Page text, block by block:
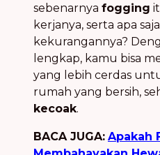
sebenarnya fogging
kerjanya, serta apa
kekurangannya?
lengkap, kamu bisa
yang lebih cerdas
rumah yang bersih,
kecoak.
BACA JUGA: Apakah